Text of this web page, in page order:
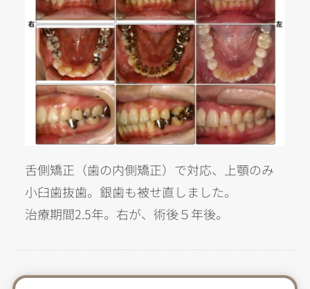
舌側矯正（歯の内側矯正）で対応、上顎のみ
小臼歯抜歯。銀歯も被せ直しました。
治療期間2.5年。右が、術後５年後。